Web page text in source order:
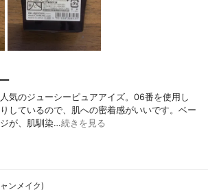
気のジューシーピュアアイズ。06番を使用し
しているので、肌への密着感がいいです。ベー
が、肌馴染…続きを見る
ンメイク)